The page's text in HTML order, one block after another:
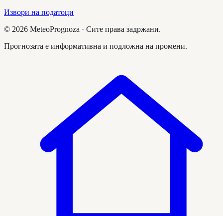
Извори на податоци
© 2026 MeteoPrognoza · Сите права задржани.
Прогнозата е информативна и подложна на промени.